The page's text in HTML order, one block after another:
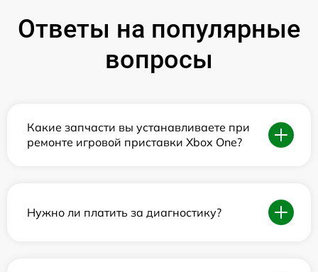
Ответы на популярные
вопросы
Какие запчасти вы устанавливаете при
ремонте игровой приставки Xbox One?
Нужно ли платить за диагностику?